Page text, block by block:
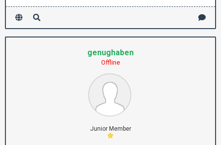
genughaben
Offline
Junior Member